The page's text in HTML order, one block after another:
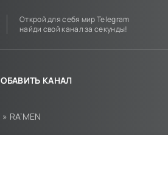
Открой для себя мир Telegram
найди свой канал за секунды!
КАНАЛ
» RA’MEN